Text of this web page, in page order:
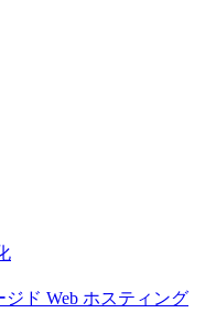
ジド Web ホスティング